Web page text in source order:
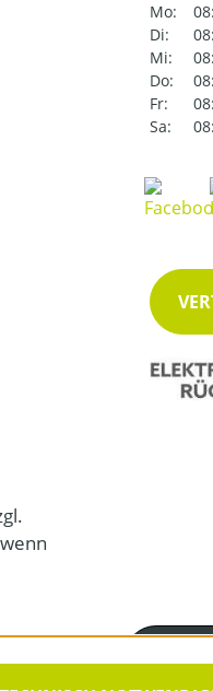
Mo:
Di:
Mi:
Do:
Fr:
Sa: